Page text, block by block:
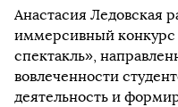
Анастасия Ледовская
иммерсивный конкурс
спектакль»,
вовлеченности
деятельность и